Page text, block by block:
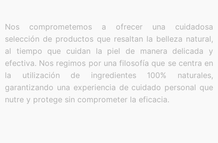
Nos comprometemos a ofrecer una cuidadosa
selección de productos que resaltan la belleza natural,
al tiempo que cuidan la piel de manera delicada y
efectiva. Nos regimos por una filosofía que se centra en
la utilización de ingredientes 100% naturales,
garantizando una experiencia de cuidado personal que
nutre y protege sin comprometer la eficacia.